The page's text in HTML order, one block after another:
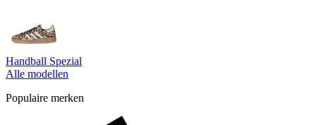
Handball Spezial
Alle modellen
Populaire merken